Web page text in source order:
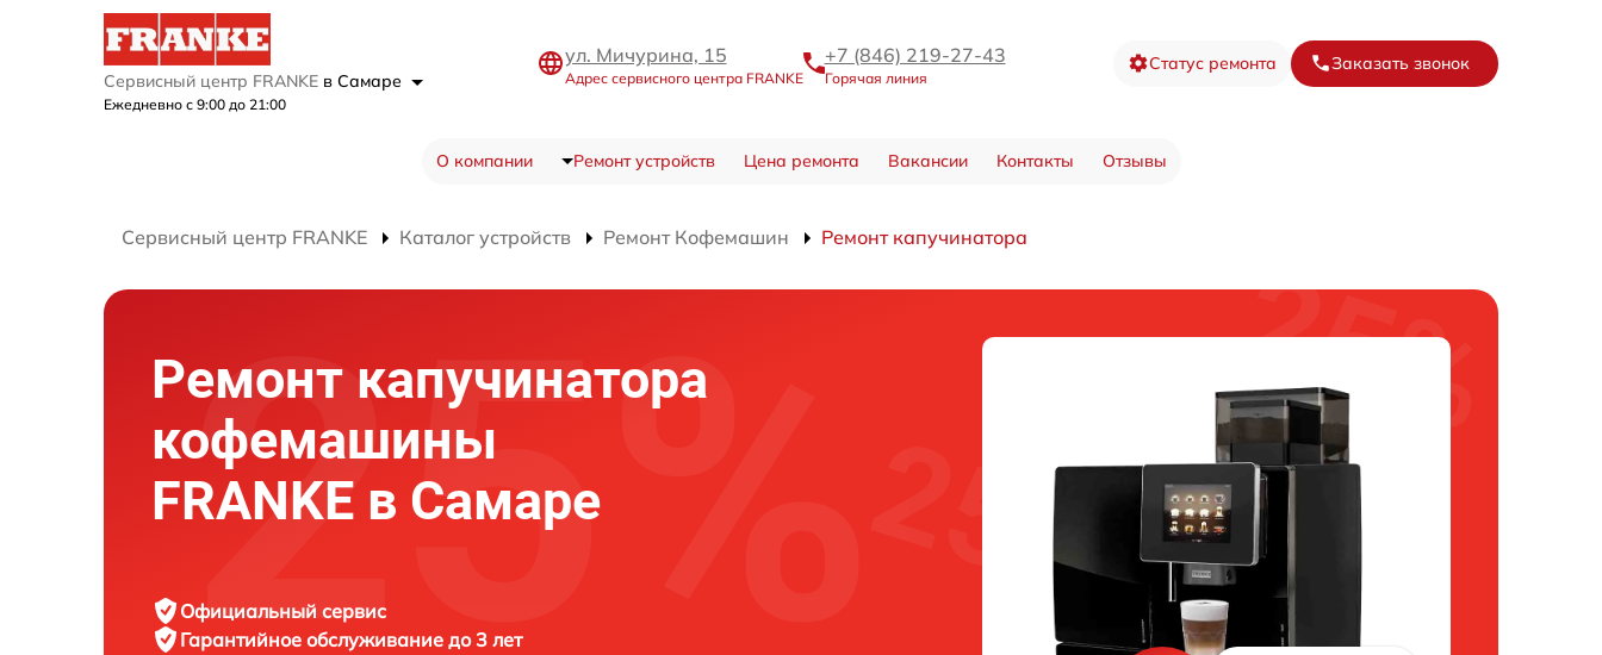
Сервисный центр FRANKE в Самаре
Ежедневно с 9:00 до 21:00
ул. Мичурина, 15
Адрес сервисного центра FRANKE
+7 (846) 219-27-43
Горячая линия
Статус ремонта Заказать звонок
О компании Ремонт устройств Цена ремонта Вакансии Контакты Отзывы
Сервисный центр FRANKE Каталог устройств Ремонт Кофемашин Ремонт капучинатора
Ремонт капучинатора
кофемашины
FRANKE в Самаре
Официальный сервис
Гарантийное обслуживание до 3 лет